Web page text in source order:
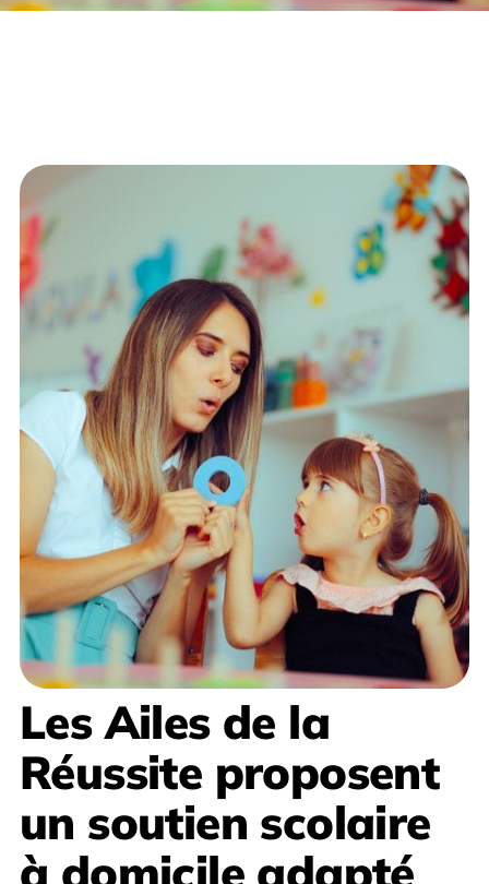
Les Ailes de la
Réussite proposent
un soutien scolaire